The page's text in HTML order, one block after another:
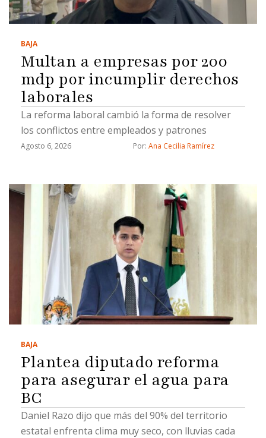
BAJA
Multan a empresas por 200
mdp por incumplir derechos
laborales
La reforma laboral cambió la forma de resolver
los conflictos entre empleados y patrones
Agosto 6, 2026 Por: Ana Cecilia Ramírez
BAJA
Plantea diputado reforma
para asegurar el agua para
BC
Daniel Razo dijo que más del 90% del territorio
estatal enfrenta clima muy seco, con lluvias cada